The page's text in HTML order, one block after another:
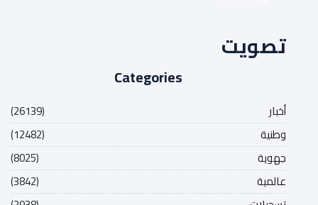
تصويت
Categories
أخبار
(26139)
وطنية
(12482)
جهوية
(8025)
عالمية
(3842)